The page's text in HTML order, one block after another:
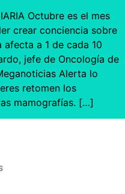
Octubre es el mes
crear conciencia sobre
afecta a 1 de cada 10
jefe de Oncología de
Alerta lo
retomen los
mamografías. […]